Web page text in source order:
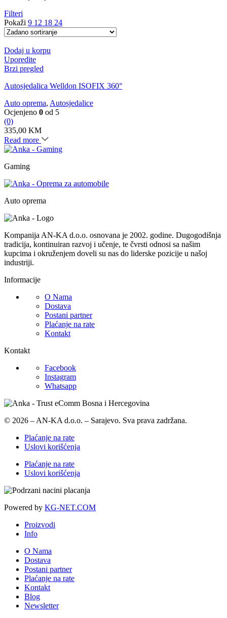
Filteri
Pokaži 9 12 18 24
Dodaj u korpu
Uporedite
Brzi pregled
Autosjedalica Welldon ISOFIX 360°
Auto oprema, Autosjedalice
Ocjenjeno 0 od 5
(0)
335,00 KM
Read more
Gaming
Auto oprema
Kompanija AN-KA d.o.o. osnovana je 2002. godine. Dugogodišnja
tradicija, kontinuiran razvoj i učenje, te čvrsti odnosi sa našim
kupcima i okruženjem doveli su nas do liderske pozicije u našoj
industriji.
Informacije
O Nama
Dostava
Postani partner
Plaćanje na rate
Kontakt
Kontakt
Facebook
Instagram
Whatsapp
© 2026 – AN-KA d.o.o. – Sarajevo. Sva prava zadržana.
Plaćanje na rate
Uslovi korišćenja
Plaćanje na rate
Uslovi korišćenja
Powered by KG-NET.COM
Proizvodi
Info
O Nama
Dostava
Postani partner
Plaćanje na rate
Kontakt
Blog
Newsletter